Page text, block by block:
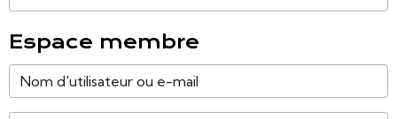
Espace membre